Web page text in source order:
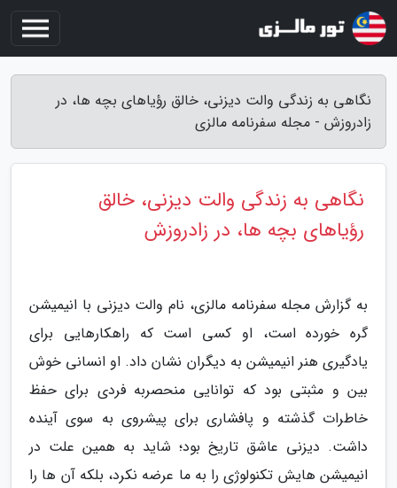
نگاهی به زندگی والت دیزنی، خالق رؤیاهای بچه ها، در
زادروزش - مجله سفرنامه مالزی
نگاهی به زندگی والت دیزنی، خالق
رؤیاهای بچه ها، در زادروزش
به گزارش مجله سفرنامه مالزی، نام والت دیزنی با انیمیشن
گره خورده است، او کسی است که راهکارهایی برای
یادگیری هنر انیمیشن به دیگران نشان داد. او انسانی خوش
بین و مثبتی بود که توانایی منحصربه فردی برای حفظ
خاطرات گذشته و پافشاری برای پیشروی به سوی آینده
داشت. دیزنی عاشق تاریخ بود؛ شاید به همین علت در
انیمیشن هایش تکنولوژی را به ما عرضه نکرد، بلکه آن ها را